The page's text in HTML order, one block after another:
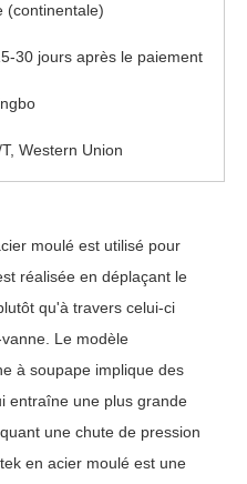
(continentale)
30 jours après le paiement
Western Union
moulé est utilisé pour
réalisée en déplaçant le
qu'à travers celui-ci
Le modèle
à soupape implique des
entraîne une plus grande
une chute de pression
en acier moulé est une